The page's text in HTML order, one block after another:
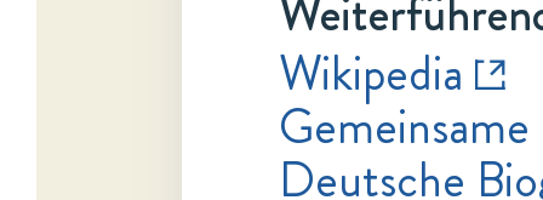
Wikipedia
Deutsche